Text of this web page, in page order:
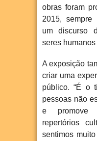
obras foram
2015, sempre
um discurso
seres
A exposição
criar uma
público. “É o
pessoas não
e promove
repertórios
sentimos